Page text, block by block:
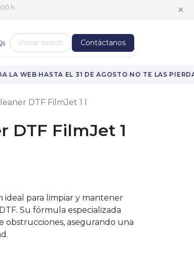
h ✕
Iniciar sesión Contáctanos
LA WEB·HASTA EL 31 DE AGOSTO·NO TE LAS PIERDAS
DTF FilmJet 1 l
DTF FilmJet 1
ideal para limpiar y mantener
Su fórmula especializada
obstrucciones, asegurando una